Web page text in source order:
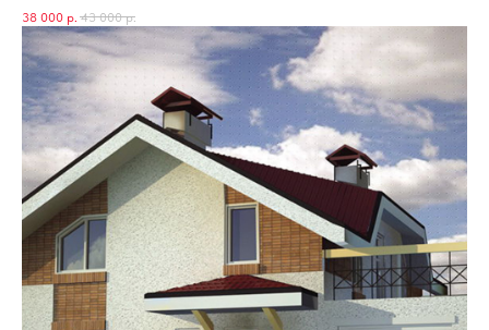
38 000 р. 43 000 р.